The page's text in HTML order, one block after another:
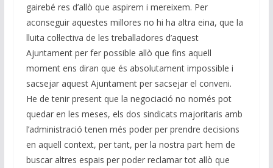
gairebé res d’allò que aspirem i mereixem. Per
aconseguir aquestes millores no hi ha altra eina, que la
lluita col·lectiva de les treballadores d’aquest
Ajuntament per fer possible allò que fins aquell
moment ens diran que és absolutament impossible i
sacsejar aquest Ajuntament per sacsejar el conveni.
He de tenir present que la negociació no només pot
quedar en les meses, els dos sindicats majoritaris amb
l’administració tenen més poder per prendre decisions
en aquell context, per tant, per la nostra part hem de
buscar altres espais per poder reclamar tot allò que